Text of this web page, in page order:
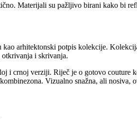
Materijali su pažljivo birani kako bi
arhitektonski potpis kolekcije.
otkrivanja i skrivanja.
i crnoj verziji. Riječ je o gotovo couture
Vizualno snažna, ali nosiva,